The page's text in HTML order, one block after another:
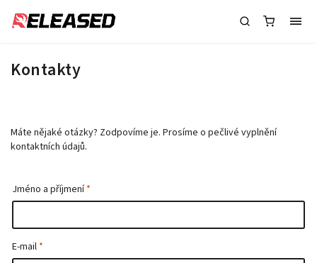
Kontakty
Máte nějaké otázky? Zodpovíme je. Prosíme o pečlivé vyplnění
kontaktních údajů.
Jméno a příjmení
E-mail